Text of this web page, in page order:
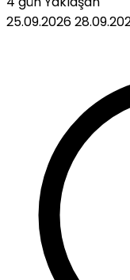
25.09.2026